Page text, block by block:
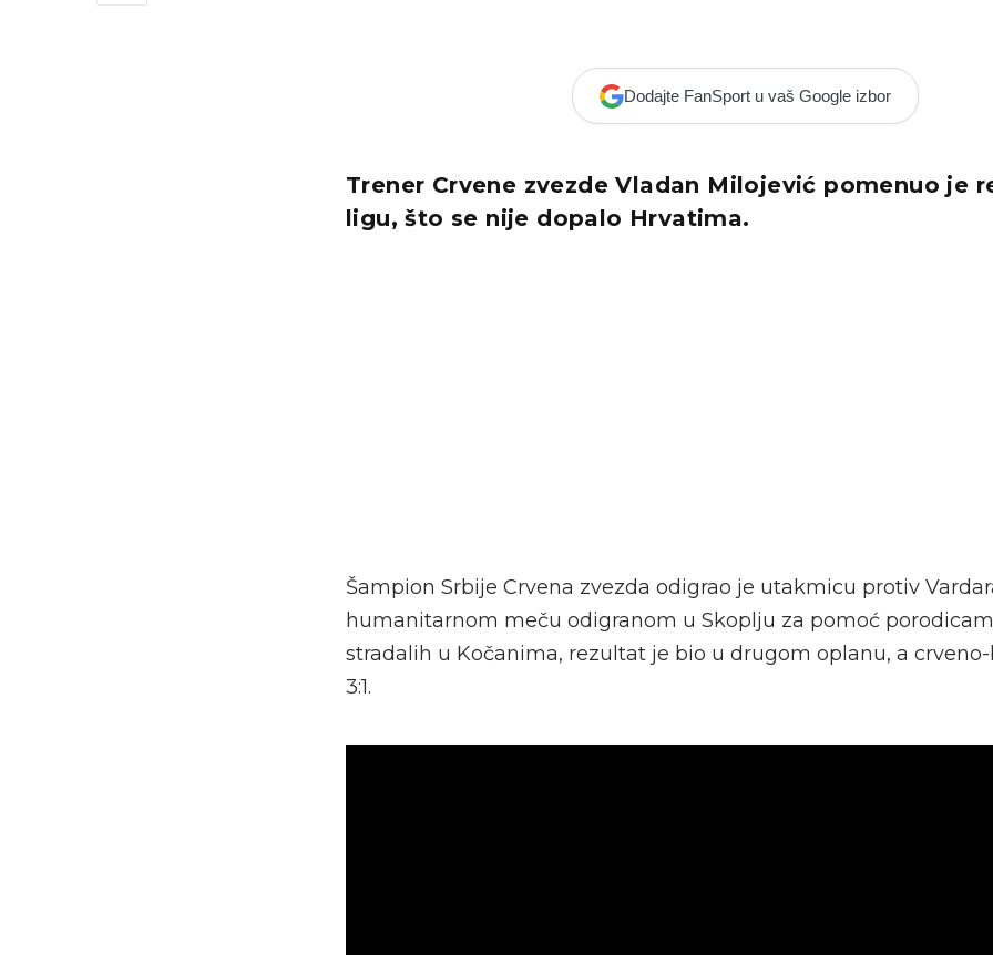
Dodajte FanSport u vaš Google izbor
Trener Crvene zvezde Vladan Milojević pomenuo je
ligu, što se nije dopalo Hrvatima.
Šampion Srbije Crvena zvezda odigrao je utakmicu protiv
humanitarnom meču odigranom u Skoplju za pomoć
stradalih u Kočanima, rezultat je bio u drugom oplanu, a
3:1.